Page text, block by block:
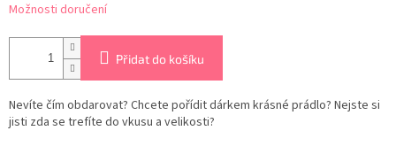
Možnosti doručení
Přidat do košíku
Nevíte čím obdarovat? Chcete pořídit dárkem krásné prádlo? Nejste si
jisti zda se trefíte do vkusu a velikosti?